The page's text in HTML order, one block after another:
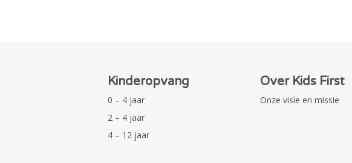
Kinderopvang
0 – 4 jaar
2 – 4 jaar
4 – 12 jaar
Over Kids First
Onze visie en missie